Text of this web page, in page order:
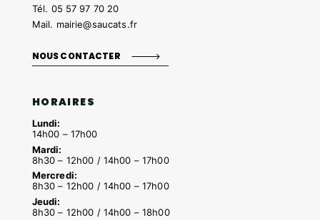
Tél. 05 57 97 70 20
Mail. mairie@saucats.fr
NOUS CONTACTER
HORAIRES
Lundi:
14h00 – 17h00
Mardi:
8h30 – 12h00 / 14h00 – 17h00
Mercredi:
8h30 – 12h00 / 14h00 – 17h00
Jeudi:
8h30 – 12h00 / 14h00 – 18h00